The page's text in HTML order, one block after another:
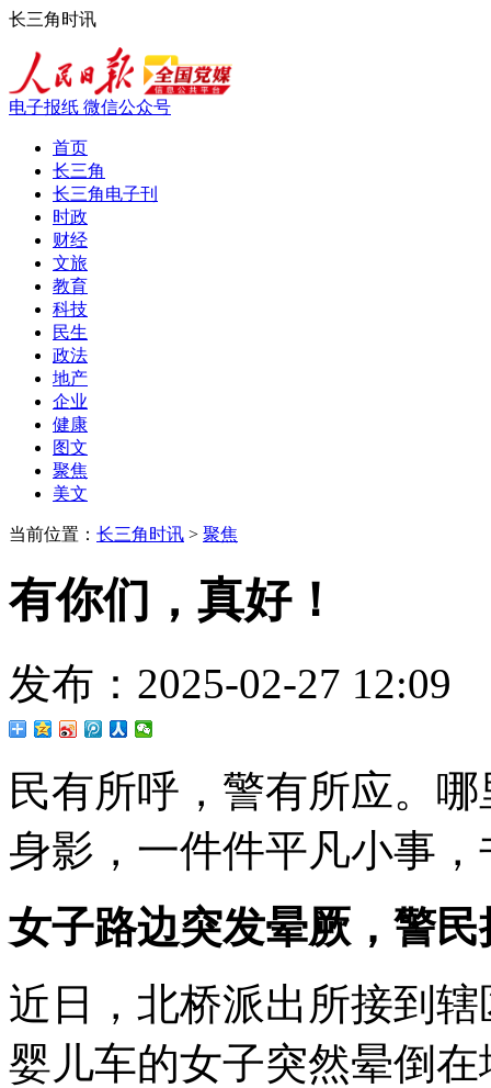
长三角时讯
电子报纸 微信公众号
首页
长三角
长三角电子刊
时政
财经
文旅
教育
科技
民生
政法
地产
企业
健康
图文
聚焦
美文
当前位置： 长三角时讯 > 聚焦
有你们，真好！
发布：2025-02-27
民有所呼，警有所应。
身影，一件件平凡小事
女子路边突发晕厥，警
近日，北桥派出所接到
婴儿车的女子突然晕倒